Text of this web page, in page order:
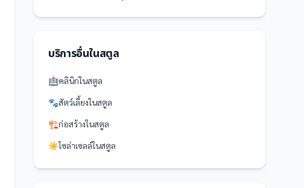
บริการอื่นในสตูล
🏥คลินิกในสตูล
🐾สัตว์เลี้ยงในสตูล
🏗️ก่อสร้างในสตูล
☀️โซล่าเซลล์ในสตูล